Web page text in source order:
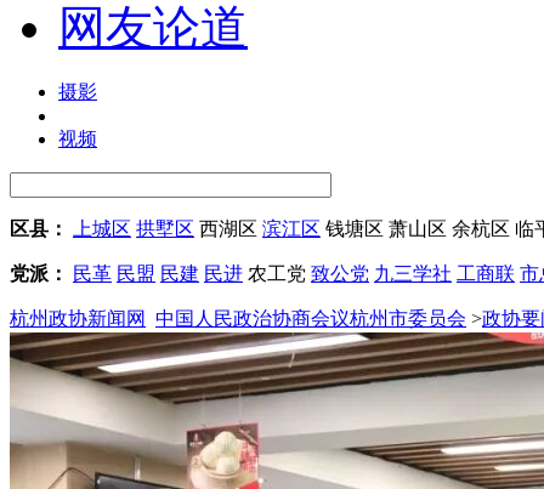
网友论道
摄影
视频
区县： 上城区 拱墅区 西湖区 滨江区 钱塘区 萧山区 余杭区 临
党派： 民革 民盟 民建 民进 农工党 致公党 九三学社 工商联 市
杭州政协新闻网 中国人民政治协商会议杭州市委员会 >政协要